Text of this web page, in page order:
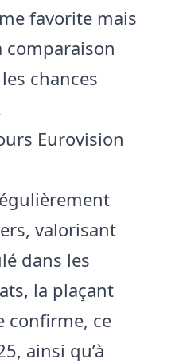
favorite mais
comparaison
chances
Eurovision
valorisant
dans les
la plaçant
confirme, ce
ainsi qu’à